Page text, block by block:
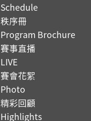
Schedule
秩序冊
Program Brochure
賽事直播
LIVE
賽會花絮
Photo
精彩回顧
Highlights